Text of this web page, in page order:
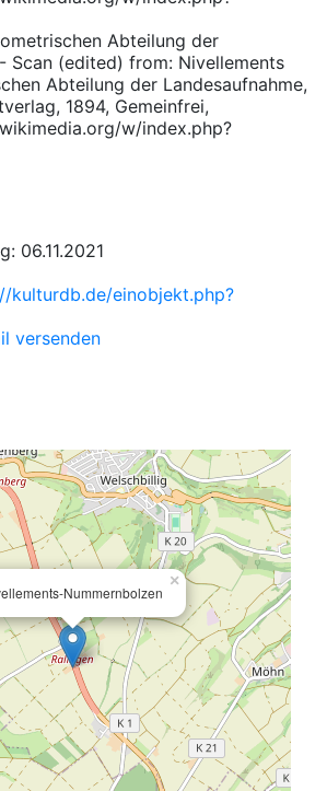
Abteilung der
Scan (edited) from: Nivellements
Abteilung der Landesaufnahme,
1894, Gemeinfrei,
w/index.php?
06.11.2021
kulturdb.de/einobjekt.php?
versenden
Nummernbolzen
×